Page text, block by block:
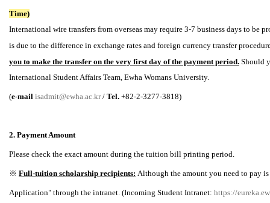
Time)
International wire transfers from overseas may require 3-7 business days to be
is due to the difference in exchange rates and foreign currency transfer
you to make the transfer on the very first day of the payment period. Should
International Student Affairs Team, Ewha Womans University.
(e-mail isadmit@ewha.ac.kr/ Tel. +82-2-3277-3818)
2. Payment Amount
Please check the exact amount during the tuition bill printing period.
※ Full-tuition scholarship recipients: Although the amount you need to pay
Application" through the intranet. (Incoming Student Intranet: https://